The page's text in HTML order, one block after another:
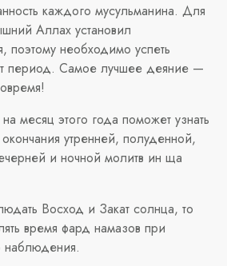
каждого мусульманина. Для
Аллах установил
поэтому необходимо успеть
период. Самое лучшее деяние —
месяц этого года поможет узнать
утренней, полуденной,
и ночной молитв ин ща
Восход и Закат солнца, то
время фард намазов при
наблюдения.